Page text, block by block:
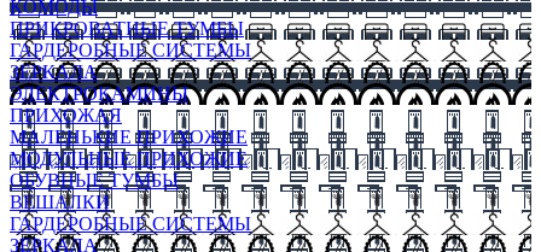
КОМОДЫ
ПРИКРОВАТНЫЕ ТУМБЫ
ГАРДЕРОБНЫЕ СИСТЕМЫ
ЗЕРКАЛА
ЭЛЕКТРОКАМИНЫ
ПРИХОЖАЯ
МАЛЕНЬКИЕ ПРИХОЖИЕ
МОДУЛЬНЫЕ ПРИХОЖИЕ
ОБУВНЫЕ ТУМБЫ
ВЕШАЛКИ
ГАРДЕРОБНЫЕ СИСТЕМЫ
ЗЕРКАЛА